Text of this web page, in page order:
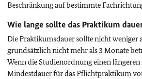
Beschränkung auf bestimmte
Wie lange sollte das Praktikum
Die Praktikumsdauer sollte nicht weniger
grundsätzlich nicht mehr als 3 Monate
Wenn die Studienordnung einen längeren
Mindestdauer für das Pflichtpraktikum